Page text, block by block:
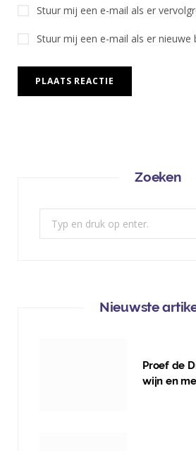
Stuur mij een e-mail als er
Stuur mij een e-mail als er nieuwe
Zoeken
Nieuwste
Proef de
wijn en